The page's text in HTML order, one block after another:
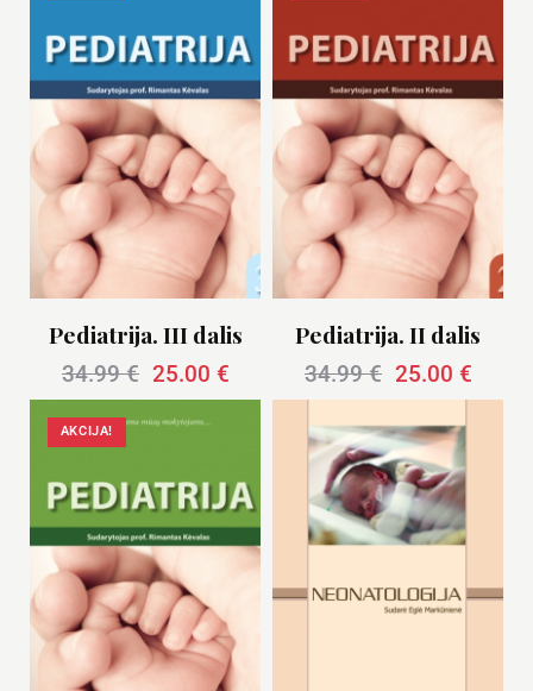
Pediatrija. III dalis
34.99€ 25.00 €
Pediatrija. II dalis
34.99€ 25.00 €
AKCIJA!